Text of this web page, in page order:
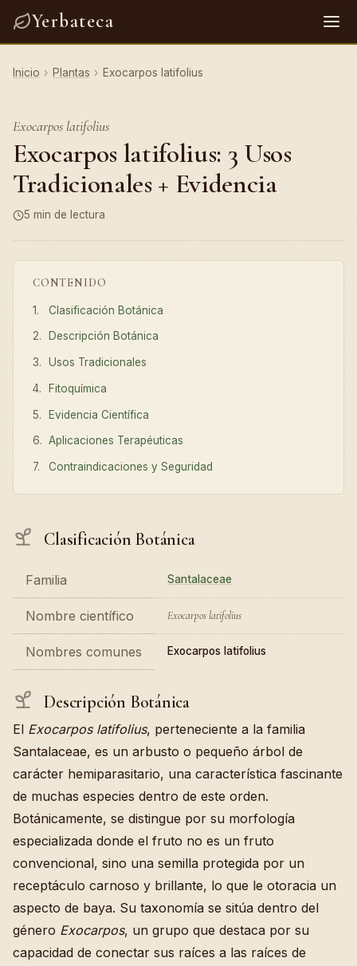
Yerbateca
Inicio › Plantas › Exocarpos latifolius
Exocarpos latifolius
Exocarpos latifolius: 3 Usos
Tradicionales + Evidencia
5 min de lectura
CONTENIDO
Clasificación Botánica
Descripción Botánica
Usos Tradicionales
Fitoquímica
Evidencia Científica
Aplicaciones Terapéuticas
Contraindicaciones y Seguridad
Clasificación Botánica
Familia Santalaceae
Nombre científico Exocarpos latifolius
Nombres comunes Exocarpos latifolius
Descripción Botánica
El Exocarpos latifolius, perteneciente a la familia
Santalaceae, es un arbusto o pequeño árbol de
carácter hemiparasitario, una característica fascinante
de muchas especies dentro de este orden.
Botánicamente, se distingue por su morfología
especializada donde el fruto no es un fruto
convencional, sino una semilla protegida por un
receptáculo carnoso y brillante, lo que le otoracia un
aspecto de baya. Su taxonomía se sitúa dentro del
género Exocarpos, un grupo que destaca por su
capacidad de conectar sus raíces a las raíces de